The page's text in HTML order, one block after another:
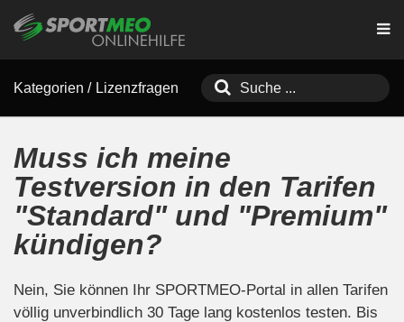
Kategorien / Lizenzfragen
Muss ich meine
Testversion in den Tarifen
"Standard" und "Premium"
kündigen?
Nein, Sie können Ihr SPORTMEO-Portal in allen Tarifen
völlig unverbindlich 30 Tage lang kostenlos testen. Bis